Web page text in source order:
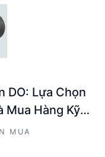
DO: Lựa Chọn
Mua Hàng Kỹ
MUA